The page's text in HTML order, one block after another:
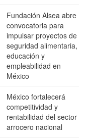
Fundación Alsea abre
convocatoria para
impulsar proyectos de
seguridad alimentaria,
educación y
empleabilidad en
México
México fortalecerá
competitividad y
rentabilidad del sector
arrocero nacional